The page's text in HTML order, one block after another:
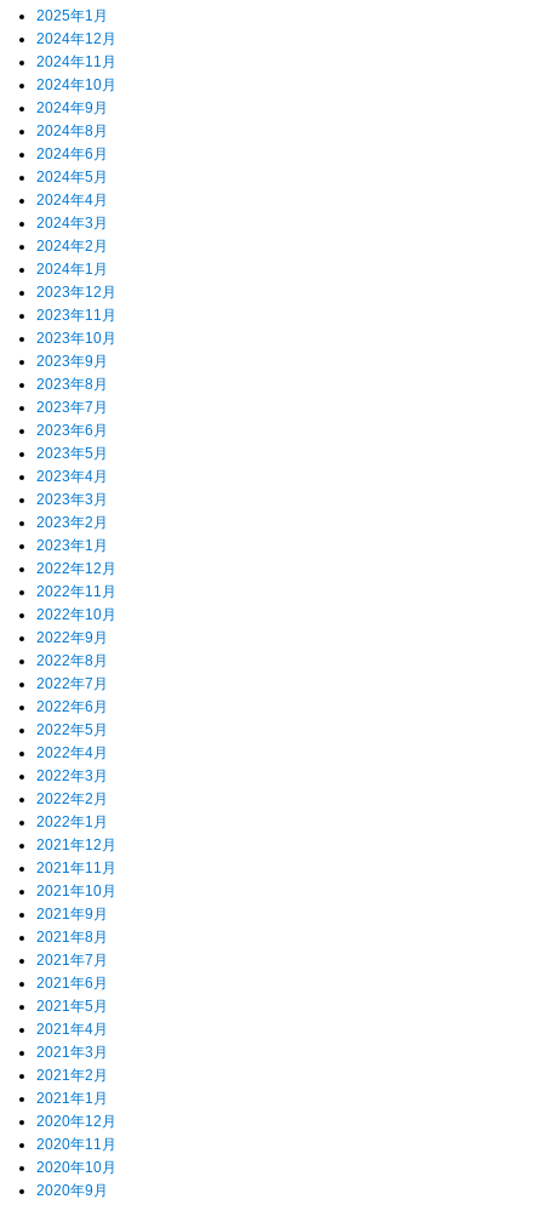
2025年1月
2024年12月
2024年11月
2024年10月
2024年9月
2024年8月
2024年6月
2024年5月
2024年4月
2024年3月
2024年2月
2024年1月
2023年12月
2023年11月
2023年10月
2023年9月
2023年8月
2023年7月
2023年6月
2023年5月
2023年4月
2023年3月
2023年2月
2023年1月
2022年12月
2022年11月
2022年10月
2022年9月
2022年8月
2022年7月
2022年6月
2022年5月
2022年4月
2022年3月
2022年2月
2022年1月
2021年12月
2021年11月
2021年10月
2021年9月
2021年8月
2021年7月
2021年6月
2021年5月
2021年4月
2021年3月
2021年2月
2021年1月
2020年12月
2020年11月
2020年10月
2020年9月